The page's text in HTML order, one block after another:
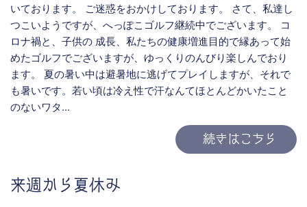
いております。 ご迷惑をおかけしております。 さて、私達し
つこいようですが、へっぽこゴルフ継続中でございます。 コ
ロナ禍と、子供の 成長、私たちの健康増進目的で縁あって始
めたゴルフでございますが、ゆっくりのんびり楽しんでおり
ます。 夏の暑い中は避暑地に逃げてプレイしますが、それで
も暑いです。若い頃は冷え性で汗なんてほとんどかいたこと
のないワタ...
続きはこちら
来週から夏休み